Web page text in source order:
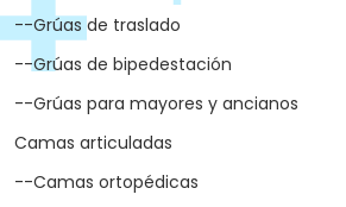
--Grúas de traslado
--Grúas de bipedestación
--Grúas para mayores y ancianos
Camas articuladas
--Camas ortopédicas